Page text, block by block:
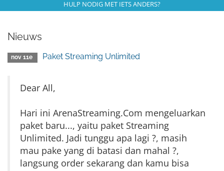
HULP NODIG MET IETS ANDERS?
Nieuws
nov 11e Paket Streaming Unlimited
Dear All,
Hari ini ArenaStreaming.Com mengeluarkan
paket baru..., yaitu paket Streaming
Unlimited. Jadi tunggu apa lagi ?, masih
mau pake yang di batasi dan mahal ?,
langsung order sekarang dan kamu bisa